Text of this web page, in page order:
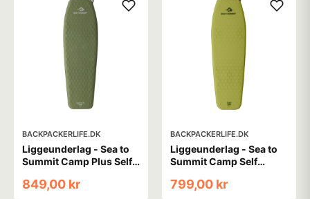
BACKPACKERLIFE.DK
Liggeunderlag - Sea to
Summit Camp Plus Self
849,00 kr
BACKPACKERLIFE.DK
Liggeunderlag - Sea to
Summit Camp Self
799,00 kr